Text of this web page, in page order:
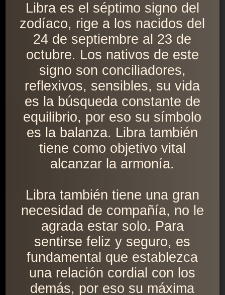
Libra es el séptimo signo del
zodíaco, rige a los nacidos del
24 de septiembre al 23 de
octubre. Los nativos de este
signo son conciliadores,
reflexivos, sensibles, su vida
es la búsqueda constante de
equilibrio, por eso su símbolo
es la balanza. Libra también
tiene como objetivo vital
alcanzar la armonía.
Libra también tiene una gran
necesidad de compañía, no le
agrada estar solo. Para
sentirse feliz y seguro, es
fundamental que establezca
una relación cordial con los
demás, por eso su máxima